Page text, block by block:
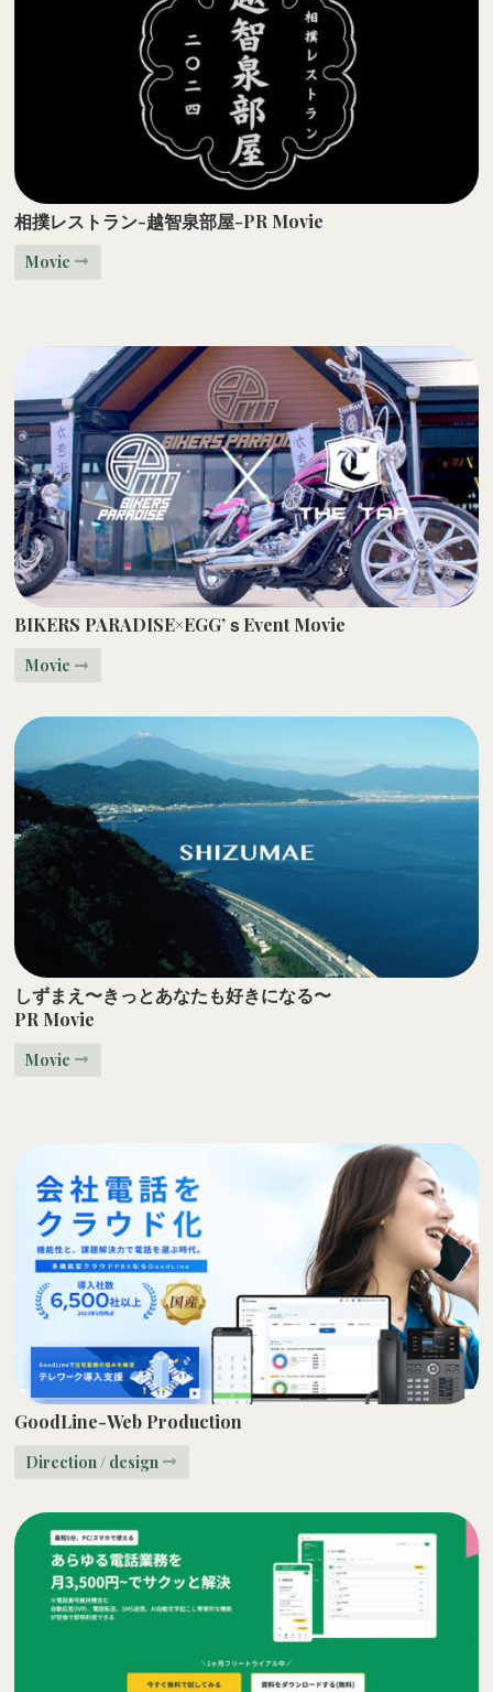
相撲レストラン-越智泉部屋-PR Movie
Movie
BIKERS PARADISE×EGG’ｓEvent Movie
Movie
しずまえ〜きっとあなたも好きになる〜
PR Movie
Movie
GoodLine-Web Production
Direction / design